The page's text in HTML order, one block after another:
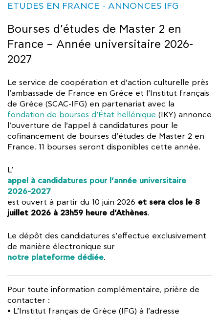
ΕTUDES EN FRANCE ANNONCES IFG
Bourses d’études de Master 2 en
France – Année universitaire 2026-
2027
Le service de coopération et d’action culturelle près
l’ambassade de France en Grèce et l’Institut français
de Grèce (SCAC-IFG) en partenariat avec la
fondation de bourses d’État hellénique (IKY) annonce
l’ouverture de l’appel à candidatures pour le
cofinancement de bourses d’études de Master 2 en
France. 11 bourses seront disponibles cette année.
L’
appel à candidatures pour l’année universitaire
2026-2027
est ouvert à partir du 10 juin 2026 et sera clos le 8
juillet 2026 à 23h59 heure d’Athènes.
Le dépôt des candidatures s’effectue exclusivement
de manière électronique sur
notre plateforme dédiée.
Pour toute information complémentaire, prière de
contacter :
• L’Institut français de Grèce (IFG) à l’adresse